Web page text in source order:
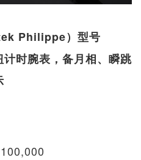
Philippe）型号
时腕表，备月相、瞬跳